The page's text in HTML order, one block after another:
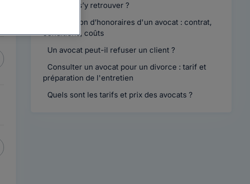
comment s’y retrouver ?
Convention d’honoraires d'un avocat : contrat,
conditions, coûts
Un avocat peut-il refuser un client ?
Consulter un avocat pour un divorce : tarif et
préparation de l'entretien
Quels sont les tarifs et prix des avocats ?